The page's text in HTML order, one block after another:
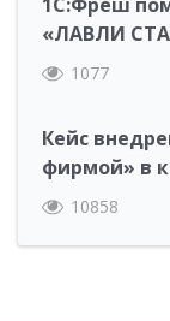
«ЛАВЛИ
1077
Кейс
фирмой» в
10858